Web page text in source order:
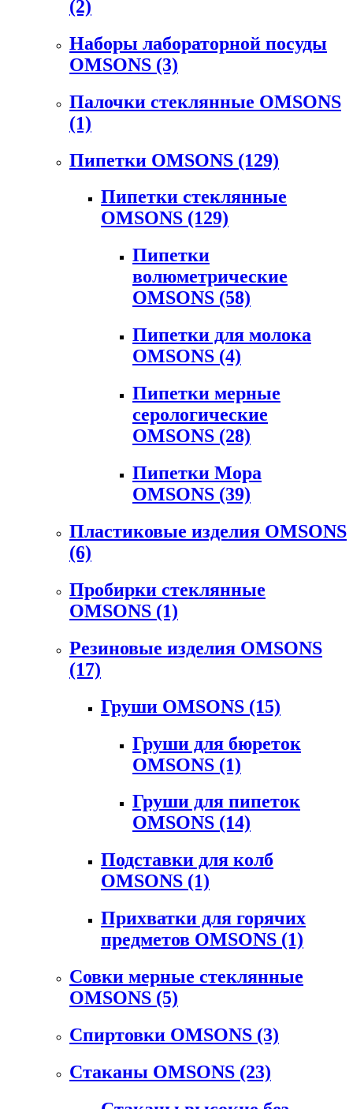
(2)
Наборы лабораторной посуды
OMSONS (3)
Палочки стеклянные OMSONS
(1)
Пипетки OMSONS (129)
Пипетки стеклянные
OMSONS (129)
Пипетки
волюметрические
OMSONS (58)
Пипетки для молока
OMSONS (4)
Пипетки мерные
серологические
OMSONS (28)
Пипетки Мора
OMSONS (39)
Пластиковые изделия OMSONS
(6)
Пробирки стеклянные
OMSONS (1)
Резиновые изделия OMSONS
(17)
Груши OMSONS (15)
Груши для бюреток
OMSONS (1)
Груши для пипеток
OMSONS (14)
Подставки для колб
OMSONS (1)
Прихватки для горячих
предметов OMSONS (1)
Совки мерные стеклянные
OMSONS (5)
Спиртовки OMSONS (3)
Стаканы OMSONS (23)